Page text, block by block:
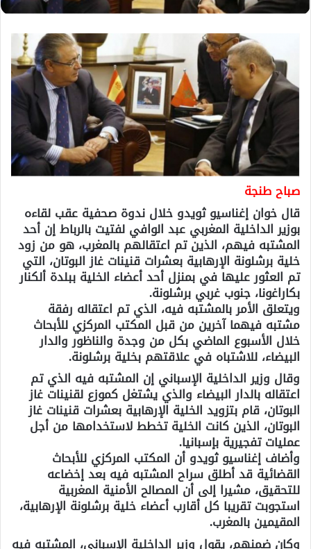
صباح طنجة
قال خوان إغناسيو ثويدو خلال ندوة صحفية عقب لقاءه
بوزير الداخلية المغربي عبد الوافي لفتيت بالرباط إن أحد
المشتبه فيهم، الذين تم اعتقالهم بالمغرب، هو من زود
خلية برشلونة الإرهابية بعشرات قنينات غاز البوتان، التي
تم العثور عليها في بمنزل أحد أعضاء الخلية ببلدة ألكنار
بكاراغونا، جنوب غربي برشلونة.
ويتعلق الأمر بالمشتبه فيه، الذي تم اعتقاله رفقة
مشتبه فيهما آخرين من قبل المكتب المركزي للأبحاث
خلال الأسبوع الماضي بكل من وجدة والناظور والدار
البيضاء، للاشتباه في علاقتهم بخلية برشلونة.
وقال وزير الداخلية الإسباني إن المشتبه فيه الذي تم
اعتقاله بالدار البيضاء والذي يشتغل كموزع لقنينات غاز
البوتان، قام بتزويد الخلية الإرهابية بعشرات قنينات غاز
البوتان، الذين كانت الخلية تخطط لاستخدامها من أجل
عمليات تفجيرية بإسبانيا.
وأضاف إغناسيو ثويدو أن المكتب المركزي للأبحاث
القضائية قد أطلق سراح المشتبه فيه بعد إخضاعه
للتحقيق، مشيرا إلى أن المصالح الأمنية المغربية
استجوبت تقريبا كل أقارب أعضاء خلية برشلونة الإرهابية،
المقيمين بالمغرب.
وكان ضمنهم، يقول وزير الداخلية الإسباني، المشتبه فيه